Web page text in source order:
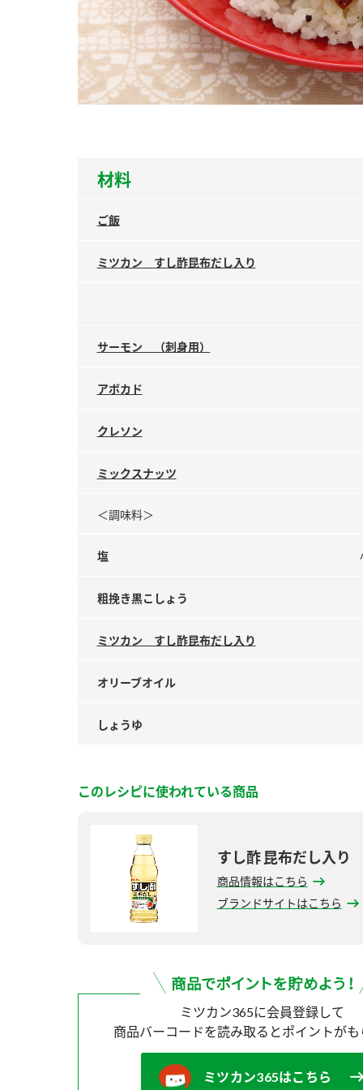
材料
ご飯
ミツカン すし酢昆布だし入り
サーモン （刺身用）
アボカド
クレソン
ミックスナッツ
＜調味料＞
塩
粗挽き黒こしょう
ミツカン すし酢昆布だし入り
オリーブオイル
しょうゆ
このレシピに使われている商品
すし酢 昆布だし入り
商品情報はこちら
ブランドサイトはこちら
ミツカン365に会員登録して
商品バーコードを読み取ると ポイントが
ミツカン365はこちら